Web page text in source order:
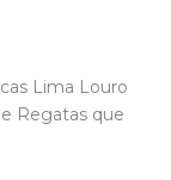
Lima Louro
Regatas que